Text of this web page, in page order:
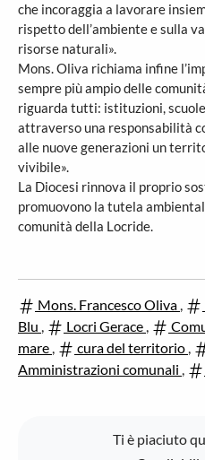
che incoraggia a lavorare
rispetto dell’ambiente e sulla
risorse naturali».
Mons. Oliva richiama infine
sempre più ampio delle
riguarda tutti: istituzioni,
attraverso una responsabilità
alle nuove generazioni un
vivibile».
La Diocesi rinnova il proprio
promuovono la tutela
comunità della Locride.
Mons. Francesco Oliva ,
Blu , Locri Gerace ,
mare , cura del territorio ,
Amministrazioni comunali ,
Ti è piaciuto